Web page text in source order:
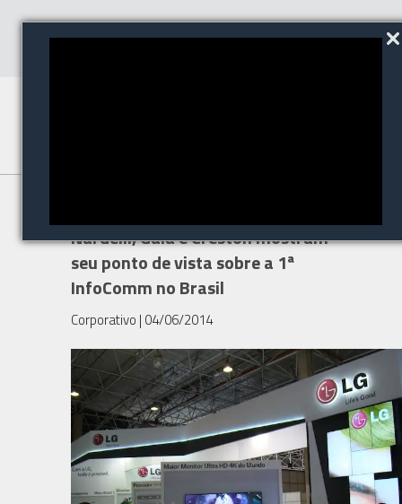
Nardelli, Gaia e Creston mostram
seu ponto de vista sobre a 1ª
InfoComm no Brasil
Corporativo | 04/06/2014